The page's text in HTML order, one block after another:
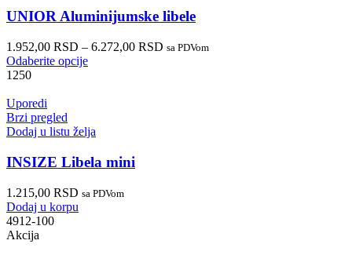
UNIOR Aluminijumske libele
1.952,00 RSD – 6.272,00 RSD sa PDVom
Odaberite opcije
1250
Uporedi
Brzi pregled
Dodaj u listu želja
INSIZE Libela mini
1.215,00 RSD sa PDVom
Dodaj u korpu
4912-100
Akcija